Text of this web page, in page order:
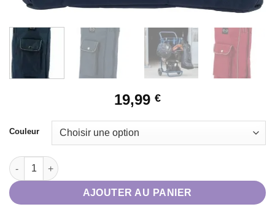
19,99 €
Couleur
quantité de Sac à bottes RIDING WORLD
AJOUTER AU PANIER